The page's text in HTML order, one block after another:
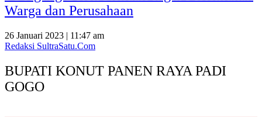
Warga dan Perusahaan
26 Januari 2023 | 11:47 am
Redaksi SultraSatu.Com
BUPATI KONUT PANEN RAYA PADI
GOGO